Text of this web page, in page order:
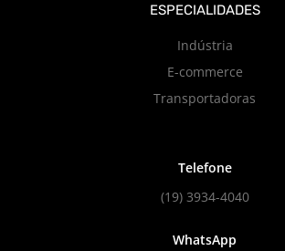
ESPECIALIDADES
Indústria
E-commerce
Transportadoras
Telefone
(19) 3934-4040
WhatsApp